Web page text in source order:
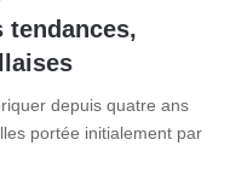
tendances,
depuis quatre ans
portée initialement par